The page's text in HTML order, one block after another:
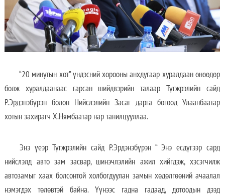
“20 минутын хот” үндэсний хорооны анхдугаар хуралдаан өнөөдөр
болж хуралдаанаас гарсан шийдвэрийн талаар Түгжрэлийн сайд
Р.Эрдэнэбүрэн болон Нийслэлийн Засаг дарга бөгөөд Улаанбаатар
хотын захирагч Х.Нямбаатар нар танилцууллаа.
Энэ үеэр Түгжрэлийн сайд Р.Эрдэнэбүрэн “ Энэ есдүгээр сард
нийслэлд авто зам засвар, шинэчлэлийн ажил хийгдэж, хэсэгчилж
автозамыг хаах болсонтой холбогдуулан замын хөдөлгөөний ачаалал
нэмэгдэх төлөвтэй байна. Үүнээс гадна гадаад, дотоодын дээд